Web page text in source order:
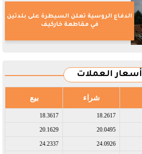
الدفاع الروسية تعلن السيطرة على بلدتين
في مقاطعة خاركيف
أسعار العملات
شراء بيع
18.2617
18.3617
20.0495
20.1629
24.0926
24.2337